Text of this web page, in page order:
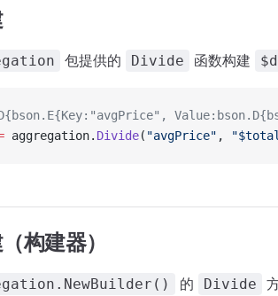
包提供的 Divide 函数构建
aggregation. Divide( "avgPrice" ,
构建器）
的 Divide